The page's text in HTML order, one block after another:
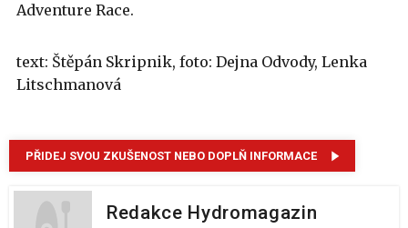
Adventure Race.
text: Štěpán Skripnik, foto: Dejna Odvody, Lenka
Litschmanová
PŘIDEJ SVOU ZKUŠENOST NEBO DOPLŇ INFORMACE
Redakce Hydromagazin